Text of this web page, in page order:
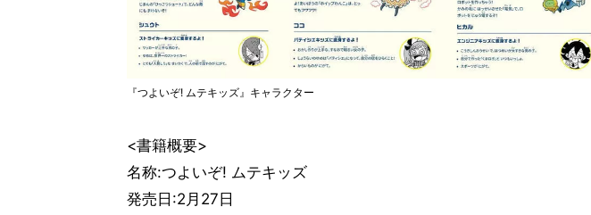
『つよいぞ! ムテキッズ』キャラクター
<書籍概要>
名称:つよいぞ! ムテキッズ
発売日:2月27日